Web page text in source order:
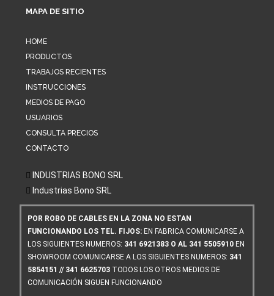
MAPA DE SITIO
HOME
PRODUCTOS
TRABAJOS RECIENTES
INSTRUCCIONES
MEDIOS DE PAGO
USUARIOS
CONSULTA PRECIOS
CONTACTO
INDUSTRIAS BONO SRL
Industrias Bono SRL
POR ROBO DE CABLES EN LA ZONA NO ESTAN
FUNCIONANDO LOS TEL. FIJOS: EN FABRICA COMUNICARSE A
LOS SIGUIENTES NUMEROS: 341 6921383 O AL 341 5505910 EN
SHOWROOM COMUNICARSE A LOS SIGUIENTES NUMEROS: 341
5854151 // 341 6625703 TODOS LOS OTROS MEDIOS DE
COMUNICACIÓN SIGUEN FUNCIONANDO